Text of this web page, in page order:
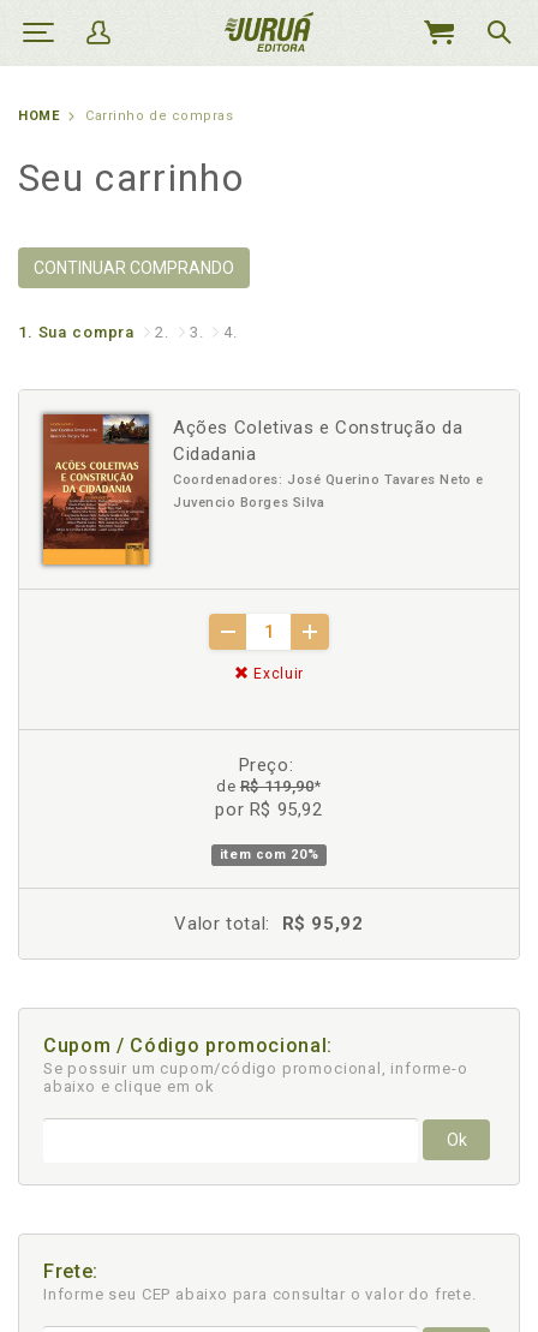
MEU
HOME Carrinho de compras
Seu carrinho
CONTINUAR COMPRANDO
1. Sua compra 2. 3. 4.
Ações Coletivas e Construção da
Cidadania
Coordenadores: José Querino Tavares Neto e
Juvencio Borges Silva
Excluir
Preço:
deR$ 119,90*
por R$ 95,92
item com 20%
Valor total: R$ 95,92
Cupom / Código promocional:
Se possuir um cupom/código promocional, informe-o
abaixo e clique em ok
Ok
Frete:
Informe seu CEP abaixo para consultar o valor do frete.